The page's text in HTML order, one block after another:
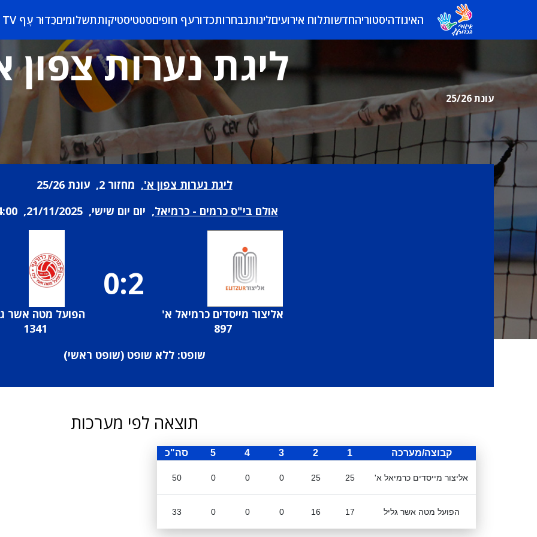
האיגודהיסטוריהחדשותלוח אירועיםליגותנבחרותכדורעף חופיםסטטיסטיקותתשלומיםכַּדוּר עָף TV
ליגת נערות צפון
עונת 25/26
ליגת נערות צפון א', מחזור 2, עונת 25/26
אולם בי"ס כרמים - כרמיאל, יום יום שישי, 21/11/2025, 14:00
אליצור מייסדים כרמיאל א'
897
0:2
הפועל מטה אשר
1341
שופט: ללא שופט (שופט ראשי)
תוצאה לפי מערכות
קבוצה/מערכה 1
2
3
4
5 סה"כ
אליצור מייסדים כרמיאל א' 25
25
0
0
0
50
הפועל מטה אשר גליל 17
16
0
0
0
33